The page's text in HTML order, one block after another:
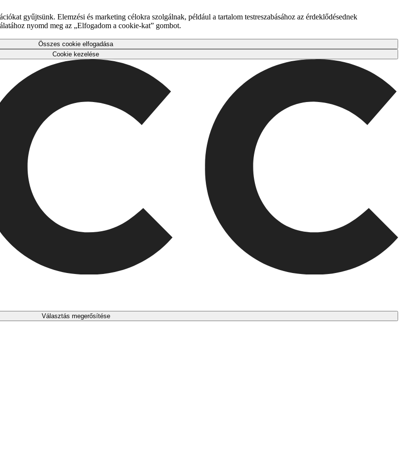
gyűjtsünk. Elemzési és marketing célokra szolgálnak, például a tartalom testreszabásához az érdeklődésednek
nyomd meg az „Elfogadom a cookie-kat” gombot.
Összes cookie elfogadása
Cookie kezelése
Választás megerősítése